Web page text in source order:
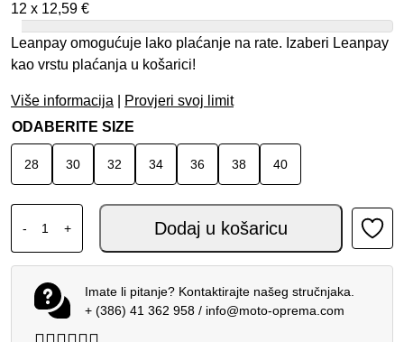
12 x 12,59 €
Leanpay omogućuje lako plaćanje na rate. Izaberi Leanpay
kao vrstu plaćanja u košarici!
Više informacija
Provjeri svoj limit
ODABERITE SIZE
28 30 32 34 36 38 40
-
ALPINESTARS MX HLAČE RACER RIWAY UCLA PLAVO
+ Dodaj u košaricu
Imate li pitanje? Kontaktirajte našeg stručnjaka.
+ (386) 41 362 958/ info@moto-oprema.com